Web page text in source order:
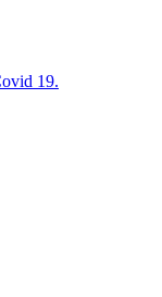
19.